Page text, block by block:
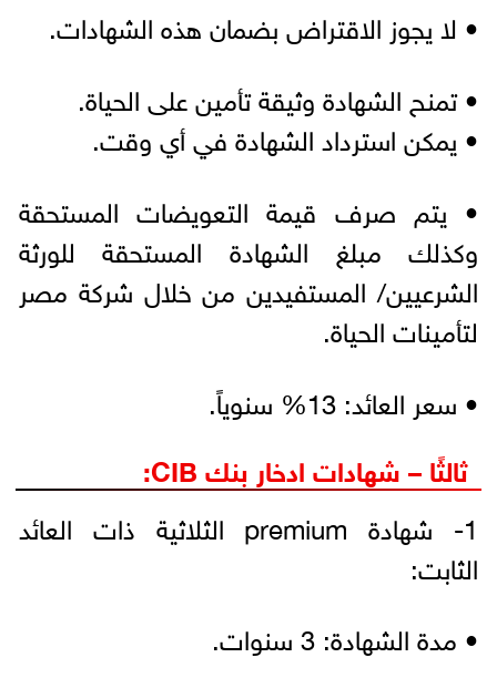
• لا يجوز الاقتراض بضمان هذه الشهادات.
• تمنح الشهادة وثيقة تأمين على الحياة.
• يمكن استرداد الشهادة في أي وقت.
• يتم صرف قيمة التعويضات المستحقة
وكذلك مبلغ الشهادة المستحقة للورثة
الشرعيين/ المستفيدين من خلال شركة مصر
لتأمينات الحياة.
• سعر العائد: 13% سنوياً.
ثالثًا – شهادات ادخار بنك CIB:
1- شهادة premium الثلاثية ذات العائد
الثابت:
• مدة الشهادة: 3 سنوات.